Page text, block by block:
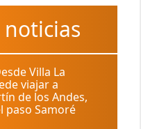
Villa La
viajar a
de los Andes,
paso Samoré